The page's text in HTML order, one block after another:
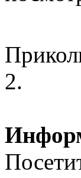
2.